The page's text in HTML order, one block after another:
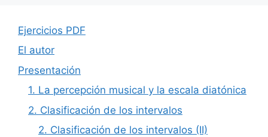
Ejercicios PDF
El autor
Presentación
1. La percepción musical y la escala diatónica
2. Clasificación de los intervalos
2. Clasificación de los intervalos (II)